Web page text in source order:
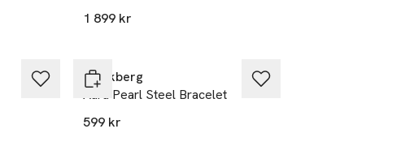
1 899 kr
Mockberg
Aura Pearl Steel Bracelet
599 kr